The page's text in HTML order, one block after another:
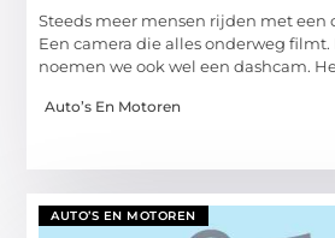
Steeds meer mensen rijden met een
Een camera die alles onderweg filmt.
noemen we ook wel een dashcam.
Auto’s En Motoren
AUTO’S EN MOTOREN